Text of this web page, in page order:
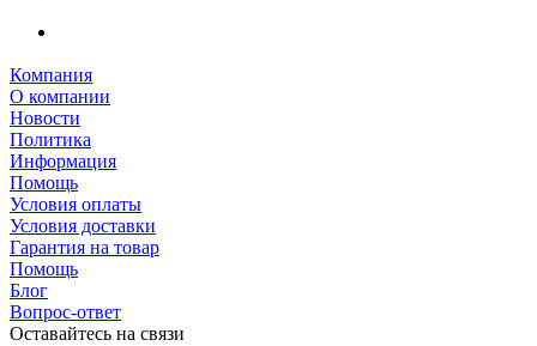
Компания
О компании
Новости
Политика
Информация
Помощь
Условия оплаты
Условия доставки
Гарантия на товар
Помощь
Блог
Вопрос-ответ
Оставайтесь на связи